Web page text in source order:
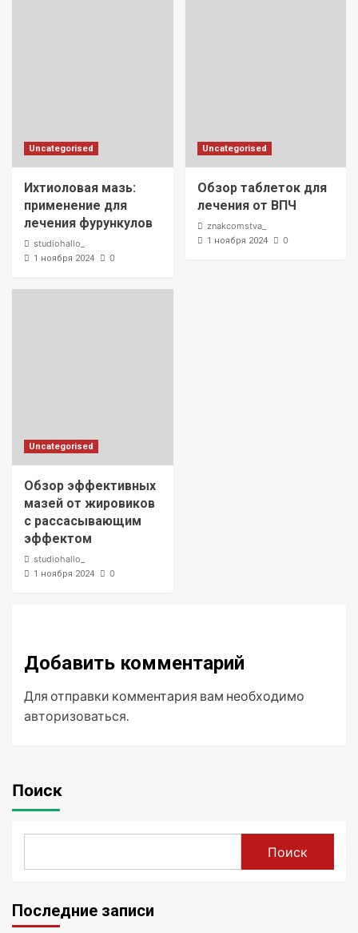
Uncategorised
Ихтиоловая мазь:
применение для
лечения фурункулов
studiohallo_
1 ноября 2024 0
Uncategorised
Обзор таблеток для
лечения от ВПЧ
znakcomstva_
1 ноября 2024 0
Uncategorised
Обзор эффективных
мазей от жировиков
с рассасывающим
эффектом
studiohallo_
1 ноября 2024 0
Добавить комментарий
Для отправки комментария вам необходимо
авторизоваться.
Поиск
Поиск
Последние записи